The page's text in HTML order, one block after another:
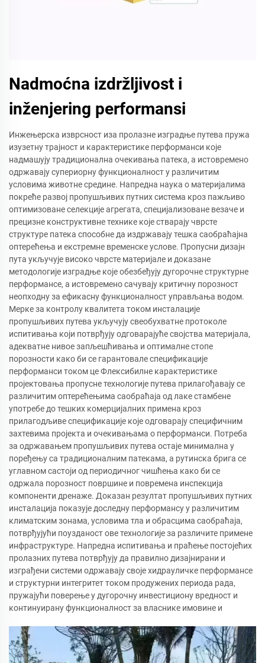
Nadmoćna izdržljivost i
inženjering performansi
Инжењерска изврсност иза пролазне изградње путева пружа
изузетну трајност и карактеристике перформанси које
надмашују традиционална очекивања патека, а истовремено
одржавају супериорну функционалност у различитим
условима животне средине. Напредна наука о материјалима
покреће развој пропушљивих путних система кроз пажљиво
оптимизоване селекције агрегата, специјализоване везаче и
прецизне конструктивне технике које стварају чврсте
структуре патека способне да издржавају тешка саобраћајна
оптерећења и екстремне временске услове. Пропусни дизајн
пута укључује високо чврсте материјале и доказане
методологије изградње које обезбеђују дугорочне структурне
перформансе, а истовремено сачувају критичну порозност
неопходну за ефикасну функционалност управљања водом.
Мерке за контролу квалитета током инсталације
пропушљивих путева укључују свеобухватне протоколе
испитивања који потврђују одговарајуће својства материјала,
адекватне нивое запљешћивања и оптималне стопе
порозности како би се гарантовале спецификације
перформанси током це Флексибилне карактеристике
пројектовања пропусне технологије путева прилагођавају се
различитим оптерећењима саобраћаја од лаке стамбене
употребе до тешких комерцијалних примена кроз
прилагодљиве спецификације које одговарају специфичним
захтевима пројекта и очекивањама о перформанси. Потреба
за одржавањем пропушљивих путева остаје минимална у
поређењу са традиционалним патекама, а рутинска брига се
углавном састоји од периодичног чишћења како би се
одржала порозност површине и повремена инспекција
компоненти дренаже. Доказан резултат пропушљивих путних
инсталација показује доследну перформансу у различитим
климатским зонама, условима тла и обрасцима саобраћаја,
потврђујући поузданост ове технологије за различите примене
инфраструктуре. Напредна испитивања и праћење постојећих
пролазних путева потврђују да правилно дизајнирани и
изграђени системи одржавају своје хидрауличке перформансе
и структурни интегритет током продужених периода рада,
пружајући поверење у дугорочну инвестициону вредност и
континуирану функционалност за власнике имовине и